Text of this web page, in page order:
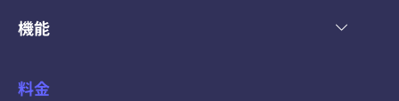
機能
料金